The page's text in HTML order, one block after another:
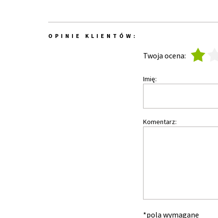
OPINIE KLIENTÓW:
Twoja ocena:
Imię:
Komentarz:
*pola wymagane